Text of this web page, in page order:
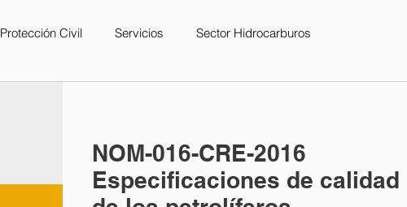
Protección Civil Servicios Sector Hidrocarburos
NOM-016-CRE-2016
Especificaciones de calidad